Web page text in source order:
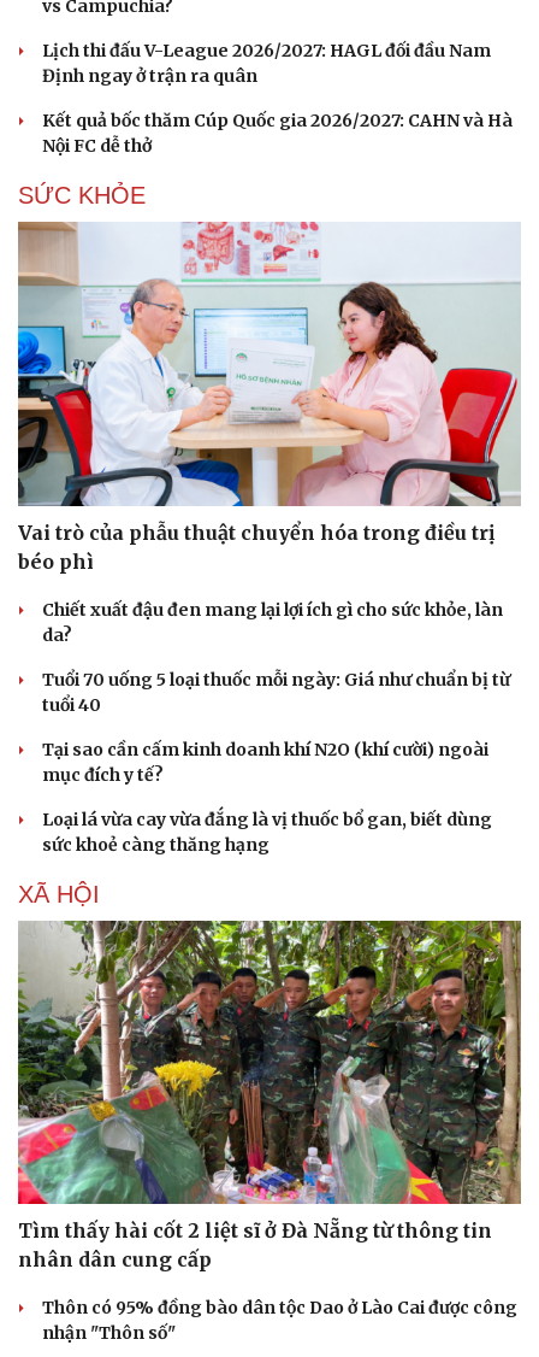
Tư vấn
Săn Tour
Đọc truyện đêm khuya
Cửa sổ tình yêu
Kể chuyện cho bé
Hạt giống tâm hồn
vs Campuchia?
Lịch thi đấu V-League 2026/2027: HAGL đối đầu Nam
Định ngay ở trận ra quân
Kết quả bốc thăm Cúp Quốc gia 2026/2027: CAHN và Hà
Nội FC dễ thở
SỨC KHỎE
Vai trò của phẫu thuật chuyển hóa trong điều trị
béo phì
Chiết xuất đậu đen mang lại lợi ích gì cho sức khỏe, làn
da?
Tuổi 70 uống 5 loại thuốc mỗi ngày: Giá như chuẩn bị từ
tuổi 40
Tại sao cần cấm kinh doanh khí N2O (khí cười) ngoài
mục đích y tế?
Loại lá vừa cay vừa đắng là vị thuốc bổ gan, biết dùng
sức khoẻ càng thăng hạng
XÃ HỘI
Tìm thấy hài cốt 2 liệt sĩ ở Đà Nẵng từ thông tin
nhân dân cung cấp
Thôn có 95% đồng bào dân tộc Dao ở Lào Cai được công
nhận "Thôn số"